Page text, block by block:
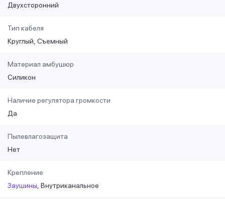
Двухсторонний
Тип кабеля
Круглый Съемный
Материал амбушюр
Силикон
Наличие регулятора громкости
Да
Пылевлагозащита
Нет
Крепление
Заушины Внутриканальное